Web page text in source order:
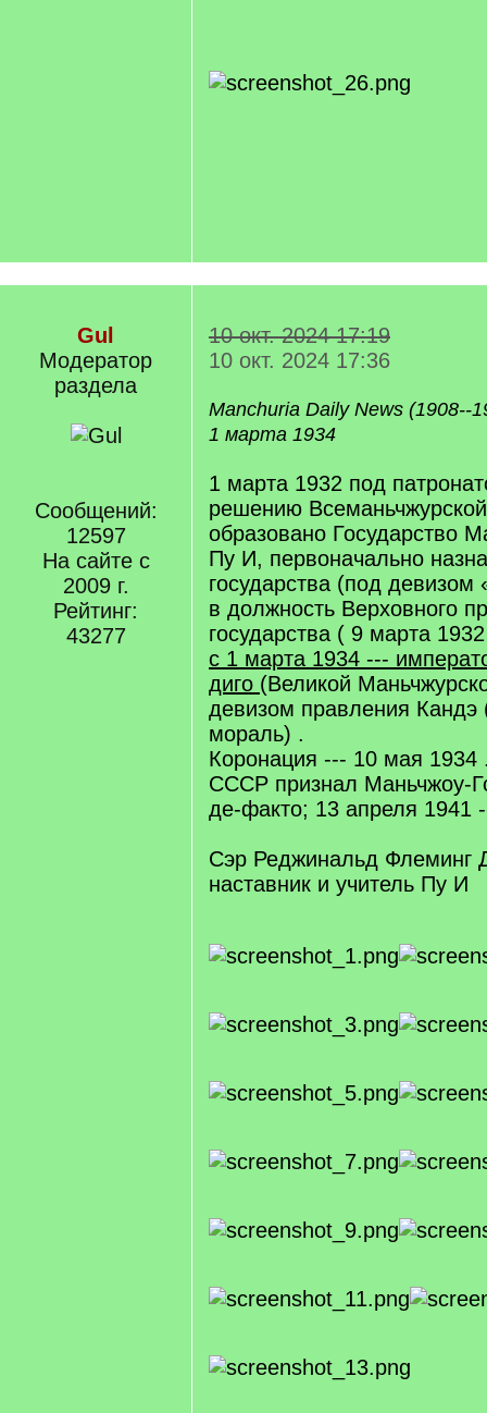
Gul
Модератор
раздела
Сообщений:
12597
На сайте с
2009 г.
Рейтинг:
43277
10 окт. 2024 17:19
10 окт. 2024 17:36
Manchuria Daily News (1908--
1 марта 1934
1 марта 1932 под
решению
образовано Государство
Пу И, первоначально
государства (под девизом
в должность Верховного
государства ( 9 марта
с 1 марта 1934 ---
диго (Великой
девизом правления Кандэ
мораль) .
Коронация --- 10 мая 1934
СССР признал Маньчжоу-
де-факто; 13 апреля 1941
Сэр Реджинальд Флеминг
наставник и учитель Пу И